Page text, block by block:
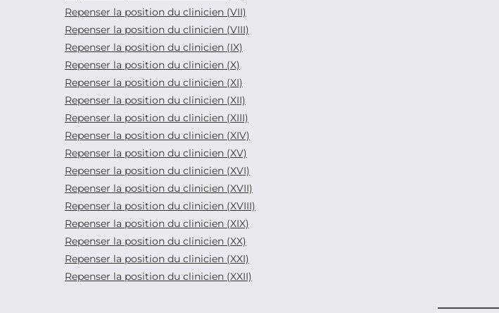
Repenser la position du clinicien (VII)
Repenser la position du clinicien (VIII)
Repenser la position du clinicien (IX)
Repenser la position du clinicien (X)
Repenser la position du clinicien (XI)
Repenser la position du clinicien (XII)
Repenser la position du clinicien (XIII)
Repenser la position du clinicien (XIV)
Repenser la position du clinicien (XV)
Repenser la position du clinicien (XVI)
Repenser la position du clinicien (XVII)
Repenser la position du clinicien (XVIII)
Repenser la position du clinicien (XIX)
Repenser la position du clinicien (XX)
Repenser la position du clinicien (XXI)
Repenser la position du clinicien (XXII)